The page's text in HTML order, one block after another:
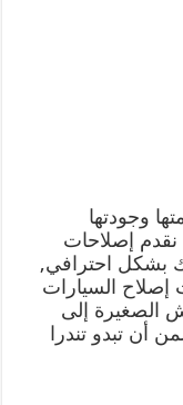
وجودتها
نقدم إصلاحات
بشكل احترافي,
السيارات
الصغيرة إلى
أن تبدو تندرا